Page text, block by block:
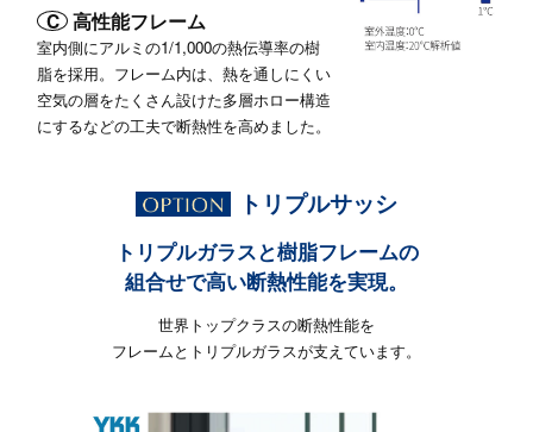
C 高性能フレーム
室内側にアルミの1/1,000の熱伝導率の樹
脂を採用。フレーム内は、熱を通しにくい
空気の層をたくさん設けた多層ホロー構造
にするなどの工夫で断熱性を高めました。
トリプルサッシ
トリプルガラスと樹脂フレームの
組合せで高い断熱性能を実現。
世界トップクラスの断熱性能を
フレームとトリプルガラスが支えています。